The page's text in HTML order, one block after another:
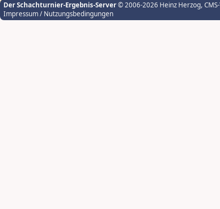
Der Schachturnier-Ergebnis-Server© 2006-2026 Heinz Herzog,
Impressum / Nutzungsbedingungen